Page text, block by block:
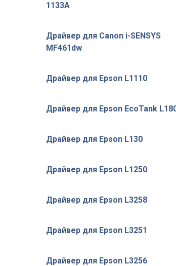
1133A
Драйвер для Canon i-SENSYS
MF461dw
Драйвер для Epson L1110
Драйвер для Epson EcoTank
Драйвер для Epson L130
Драйвер для Epson L1250
Драйвер для Epson L3258
Драйвер для Epson L3251
Драйвер для Epson L3256